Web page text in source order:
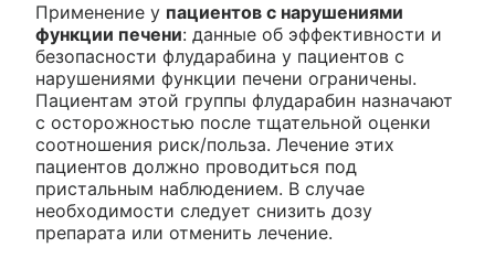
Применение у пациентов с нарушениями
функции печени: данные об эффективности и
безопасности флударабина у пациентов с
нарушениями функции печени ограничены.
Пациентам этой группы флударабин назначают
с осторожностью после тщательной оценки
соотношения риск/польза. Лечение этих
пациентов должно проводиться под
пристальным наблюдением. В случае
необходимости следует снизить дозу
препарата или отменить лечение.